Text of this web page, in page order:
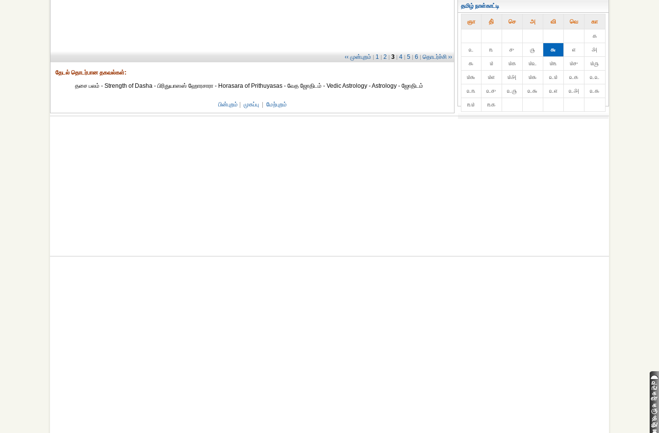
‹‹ முன்புறம் | 1 | 2 | 3 | 4 | 5 | 6 | தொடர்ச்சி ››
தேட‌ல் தொட‌ர்பான தகவ‌ல்க‌ள்:
தசை பலம் - Strength of Dasha - பிரிதுயாஸஸ் ஹோரசாரா - Horasara of Prithuyasas - வேத ஜோதிடம் - Vedic Astrology - Astrology - ஜோதிடம்
பின்புறம் முகப்பு மேற்புறம்
தமிழ் நாள்காட்டி
ஞா தி் செ அ வி வெ கா
௧
௨
௩ ௪ ௫ ௬ ௭
௮
௯
௰ ௰௧ ௰௨ ௰௩ ௰௪
௰௫
௰௬
௰௭ ௰௮ ௰௯ ௨௰ ௨௧
௨௨
௨௩
௨௪ ௨௫ ௨௬ ௨௭ ௨௮
௨௯
௩௰
௩௧